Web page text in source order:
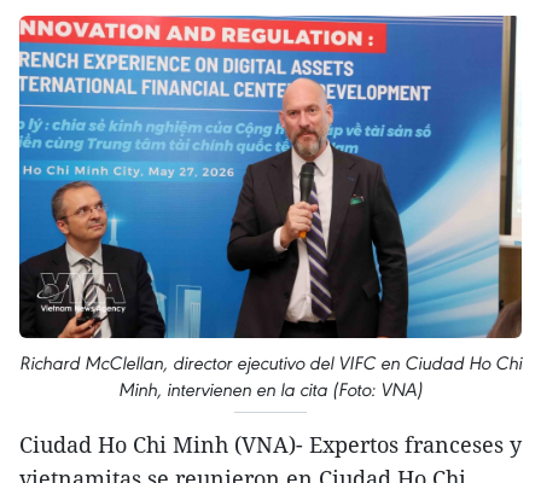
Richard McClellan, director ejecutivo del VIFC en Ciudad Ho Chi
Minh, intervienen en la cita (Foto: VNA)
Ciudad Ho Chi Minh (VNA)- Expertos franceses y